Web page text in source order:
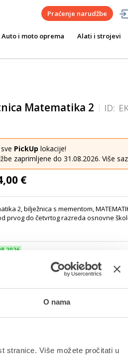
O nama
stranice. Više možete pročitati u
Praćenje narudžbe
Auto i moto oprema Alati i strojevi
Matematika 2 ID:
PickUp lokacije!
zaprimljene do 31.08.2026. Više
€
2, bilježnica s mementom,
prvog do četvrtog razreda osnovne
Internet bankarstvom, karticama